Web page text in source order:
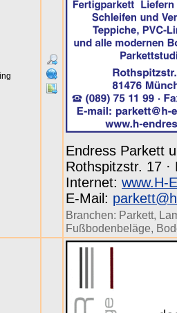
Endress Parkett
Rothspitzstr. 17 ·
Internet: www.H-
E-Mail:
Branchen: Parkett,
Fußbodenbeläge,